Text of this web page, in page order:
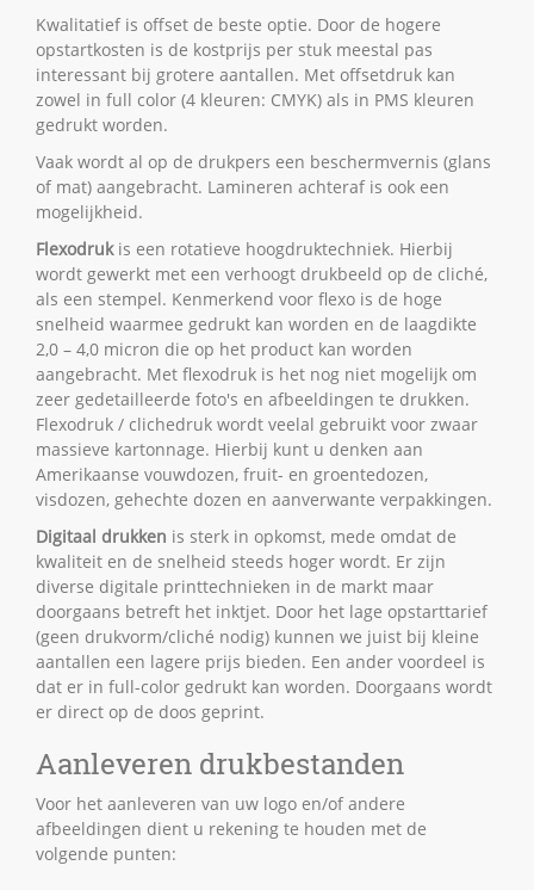
Kwalitatief is offset de beste optie. Door de hogere
opstartkosten is de kostprijs per stuk meestal pas
interessant bij grotere aantallen. Met offsetdruk kan
zowel in full color (4 kleuren: CMYK) als in PMS kleuren
gedrukt worden.
Vaak wordt al op de drukpers een beschermvernis (glans
of mat) aangebracht. Lamineren achteraf is ook een
mogelijkheid.
Flexodrukis een rotatieve hoogdruktechniek. Hierbij
wordt gewerkt met een verhoogt drukbeeld op de cliché,
als een stempel. Kenmerkend voor flexo is de hoge
snelheid waarmee gedrukt kan worden en de laagdikte
2,0 – 4,0 micron die op het product kan worden
aangebracht. Met flexodruk is het nog niet mogelijk om
zeer gedetailleerde foto's en afbeeldingen te drukken.
Flexodruk / clichedruk wordt veelal gebruikt voor zwaar
massieve kartonnage. Hierbij kunt u denken aan
Amerikaanse vouwdozen, fruit- en groentedozen,
visdozen, gehechte dozen en aanverwante verpakkingen.
Digitaal drukken is sterk in opkomst, mede omdat de
kwaliteit en de snelheid steeds hoger wordt. Er zijn
diverse digitale printtechnieken in de markt maar
doorgaans betreft het inktjet. Door het lage opstarttarief
(geen drukvorm/cliché nodig) kunnen we juist bij kleine
aantallen een lagere prijs bieden. Een ander voordeel is
dat er in full-color gedrukt kan worden. Doorgaans wordt
er direct op de doos geprint.
Aanleveren drukbestanden
Voor het aanleveren van uw logo en/of andere
afbeeldingen dient u rekening te houden met de
volgende punten: